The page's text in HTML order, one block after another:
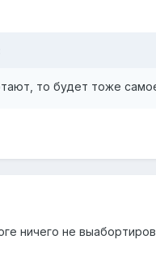
то будет тоже
ничего не